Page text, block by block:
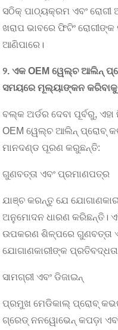
ସଠିକ୍ ପାଠ୍ୟକ୍ରମ ଏବଂ ରୋଗୀ
ଖରାପ ଭାବରେ ଫିଟିଂ
ଆଣିପାରେ।
୨. ଏକ OEM ୱେଲ୍ଚ ଆଲିନ୍
ସମୟରେ ମୂଲ୍ୟାଙ୍କନ
ବଲ୍କ ଅର୍ଡର ଦେବା ପୂର୍ବରୁ,
OEM ୱେଲ୍ଚ ଆଲିନ୍ ପ୍ରୋବ୍
ମାନଦଣ୍ଡ ପୂରଣ କରୁଛନ୍ତି:
ଗୁଣବତ୍ତା ଏବଂ ପ୍ରମାଣପତ୍ର
ଯାଞ୍ଚ କରନ୍ତୁ ଯେ
ଅନୁମୋଦନ ଧାରଣ କରିଛନ୍ତି।
ଉପକରଣ ଶିଳ୍ପରେ ଗୁଣବତ୍ତା
ଯୋଗାଣକାରୀଙ୍କ
ସାମଗ୍ରୀ ଏବଂ ଡିଜାଇନ୍
ପ୍ରମୁଖ ମେଡିକାଲ୍ ପ୍ରୋବ୍
ଗ୍ରେଡ୍ ନନୱୋଭେନ୍ କପଡ଼ା